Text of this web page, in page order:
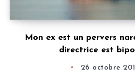
Mon ex est un pervers
directrice est
26 octobre